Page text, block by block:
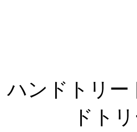
ハンドトリー
ドト